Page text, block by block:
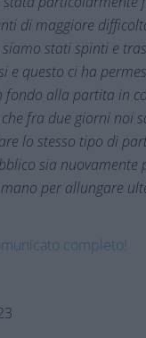
di maggiore
stati spinti e
e questo ci ha
fondo alla partita in
fra due giorni noi
lo stesso tipo di
sia nuovamente
per allungare
completo!